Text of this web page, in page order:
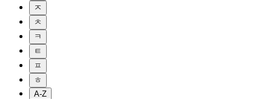
ㅈ
ㅊ
ㅋ
ㅌ
ㅍ
ㅎ
A-Z